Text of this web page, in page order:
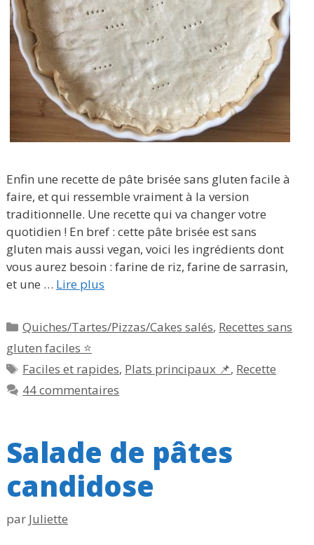
Enfin une recette de pâte brisée sans gluten facile à
faire, et qui ressemble vraiment à la version
traditionnelle. Une recette qui va changer votre
quotidien ! En bref : cette pâte brisée est sans
gluten mais aussi vegan, voici les ingrédients dont
vous aurez besoin : farine de riz, farine de sarrasin,
et une … Lire plus
Catégories
Quiches/Tartes/Pizzas/Cakes salés, Recettes sans
gluten faciles ⭐
Étiquettes
Faciles et rapides, Plats principaux 📌, Recette
44 commentaires
Salade de pâtes
candidose
par Juliette